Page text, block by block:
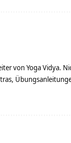
von Yoga Vidya.